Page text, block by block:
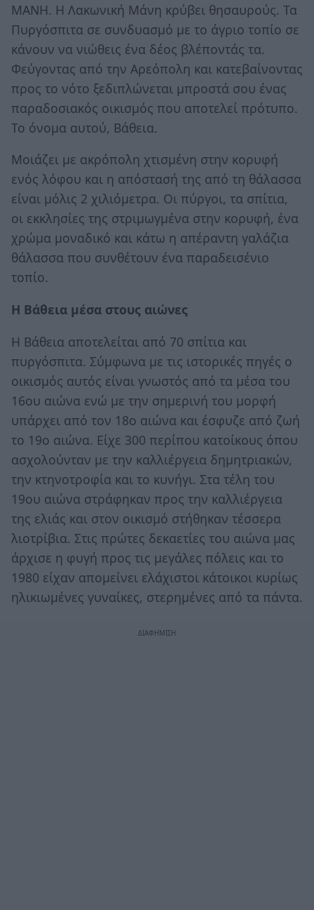
MANH. Η Λακωνική Μάνη κρύβει θησαυρούς. Τα
Πυργόσπιτα σε συνδυασμό με το άγριο τοπίο σε
κάνουν να νιώθεις ένα δέος βλέποντάς τα.
Φεύγοντας από την Αρεόπολη και κατεβαίνοντας
προς το νότο ξεδιπλώνεται μπροστά σου ένας
παραδοσιακός οικισμός που αποτελεί πρότυπο.
Το όνομα αυτού, Βάθεια.
Μοιάζει με ακρόπολη χτισμένη στην κορυφή
ενός λόφου και η απόστασή της από τη θάλασσα
είναι μόλις 2 χιλιόμετρα. Οι πύργοι, τα σπίτια,
οι εκκλησίες της στριμωγμένα στην κορυφή, ένα
χρώμα μοναδικό και κάτω η απέραντη γαλάζια
θάλασσα που συνθέτουν ένα παραδεισένιο
τοπίο.
Η Βάθεια μέσα στους αιώνες
Η Βάθεια αποτελείται από 70 σπίτια και
πυργόσπιτα. Σύμφωνα με τις ιστορικές πηγές ο
οικισμός αυτός είναι γνωστός από τα μέσα του
16ου αιώνα ενώ με την σημερινή του μορφή
υπάρχει από τον 18ο αιώνα και έσφυζε από ζωή
το 19ο αιώνα. Είχε 300 περίπου κατοίκους όπου
ασχολούνταν με την καλλιέργεια δημητριακών,
την κτηνοτροφία και το κυνήγι. Στα τέλη του
19ου αιώνα στράφηκαν προς την καλλιέργεια
της ελιάς και στον οικισμό στήθηκαν τέσσερα
λιοτρίβια. Στις πρώτες δεκαετίες του αιώνα μας
άρχισε η φυγή προς τις μεγάλες πόλεις και το
1980 είχαν απομείνει ελάχιστοι κάτοικοι κυρίως
ηλικιωμένες γυναίκες, στερημένες από τα πάντα.